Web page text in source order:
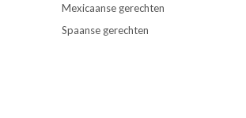
Mexicaanse gerechten
Spaanse gerechten